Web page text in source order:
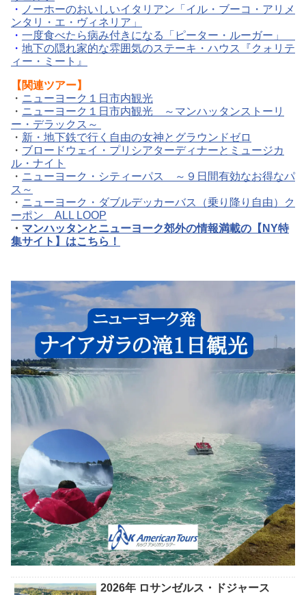
・ ノーホーのおいしいイタリアン「イル・ブーコ・アリメ
ンタリ・エ・ヴィネリア」
・ 一度食べたら病み付きになる「ピーター・ルーガー」
・ 地下の隠れ家的な雰囲気のステーキ・ハウス『クォリテ
ィー・ミート』
【 関連ツアー】
・ ニューヨーク１日市内観光
・ ニューヨーク１日市内観光 ～マンハッタンストーリ
ー・デラックス～
・ 新・地下鉄で行く自由の女神とグラウンドゼロ
・ ブロードウェイ・プリシアターディナーとミュージカ
ル・ナイト
・ ニューヨーク・シティーパス ～９日間有効なお得なパ
ス～
・ ニューヨーク・ダブルデッカーバス（乗り降り自由）ク
ーポン ALL LOOP
・ マンハッタンとニューヨーク郊外の情報満載の【NY特
集サイト】はこちら！
2026年 ロサンゼルス・ドジャース